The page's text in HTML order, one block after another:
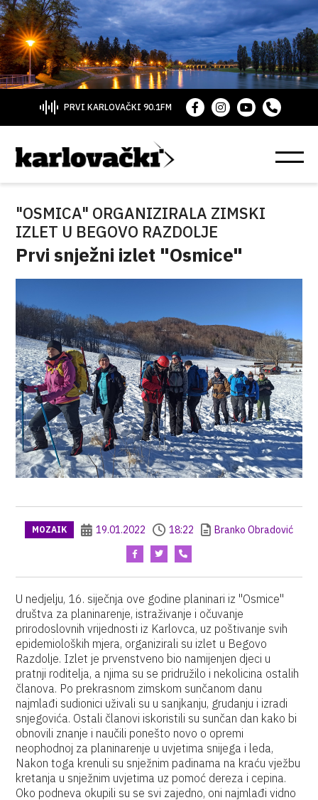
PRVI KARLOVAČKI 90.1FM
"OSMICA" ORGANIZIRALA ZIMSKI
IZLET U BEGOVO RAZDOLJE
Prvi snježni izlet "Osmice"
MOZAIK 19.01.2022 18:22 Branko Obradović
U nedjelju, 16. siječnja ove godine planinari iz "Osmice"
društva za planinarenje, istraživanje i očuvanje
prirodoslovnih vrijednosti iz Karlovca, uz poštivanje svih
epidemioloških mjera, organizirali su izlet u Begovo
Razdolje. Izlet je prvenstveno bio namijenjen djeci u
pratnji roditelja, a njima su se pridružilo i nekolicina ostalih
članova. Po prekrasnom zimskom sunčanom danu
najmlađi sudionici uživali su u sanjkanju, grudanju i izradi
snjegovića. Ostali članovi iskoristili su sunčan dan kako bi
obnovili znanje i naučili ponešto novo o opremi
neophodnoj za planinarenje u uvjetima snijega i leda,
Nakon toga krenuli su snježnim padinama na kraću vježbu
kretanja u snježnim uvjetima uz pomoć dereza i cepina.
Oko podneva okupili su se svi zajedno, oni najmlađi vidno